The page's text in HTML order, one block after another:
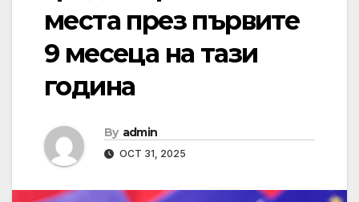
места през първите
9 месеца на тази
година
By admin
OCT 31, 2025